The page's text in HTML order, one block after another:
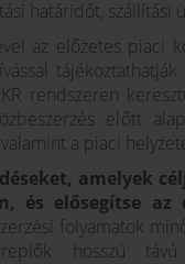
határidőt, szállítási
az előzetes piaci
rendszeren
előtt
a piaci
amelyek
és elősegítse az
folyamatok
hosszú